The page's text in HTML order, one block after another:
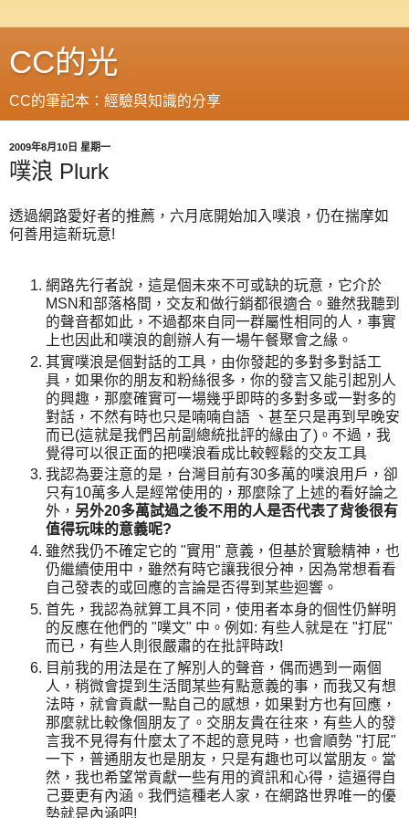
CC的光
CC的筆記本：經驗與知識的分享
2009年8月10日 星期一
噗浪 Plurk
透過網路愛好者的推薦，六月底開始加入噗浪，仍在揣摩如
何善用這新玩意!
網路先行者說，這是個未來不可或缺的玩意，它介於
MSN和部落格間，交友和做行銷都很適合。雖然我聽到
的聲音都如此，不過都來自同一群屬性相同的人，事實
上也因此和噗浪的創辦人有一場午餐聚會之緣。
其實噗浪是個對話的工具，由你發起的多對多對話工
具，如果你的朋友和粉絲很多，你的發言又能引起別人
的興趣，那麼確實可一場幾乎即時的多對多或一對多的
對話，不然有時也只是喃喃自語 、甚至只是再到早晚安
而已(這就是我們呂前副總統批評的緣由了)。不過，我
覺得可以很正面的把噗浪看成比較輕鬆的交友工具
我認為要注意的是，台灣目前有30多萬的噗浪用戶，卻
只有10萬多人是經常使用的，那麼除了上述的看好論之
外， 另外20多萬試過之後不用的人是否代表了背後很有
值得玩味的意義呢?
雖然我仍不確定它的 "實用" 意義，但基於實驗精神，也
仍繼續使用中，雖然有時它讓我很分神，因為常想看看
自己發表的或回應的言論是否得到某些迴響。
首先，我認為就算工具不同，使用者本身的個性仍鮮明
的反應在他們的 "噗文" 中。例如: 有些人就是在 "打屁"
而已，有些人則很嚴肅的在批評時政!
目前我的用法是在了解別人的聲音，偶而遇到一兩個
人，稍微會提到生活間某些有點意義的事，而我又有想
法時，就會貢獻一點自己的感想，如果對方也有回應，
那麼就比較像個朋友了。交朋友貴在往來，有些人的發
言我不見得有什麼太了不起的意見時，也會順勢 "打屁"
一下，普通朋友也是朋友，只是有趣也可以當朋友。當
然，我也希望常貢獻一些有用的資訊和心得，這逼得自
己要更有內涵。我們這種老人家，在網路世界唯一的優
勢就是內涵吧!